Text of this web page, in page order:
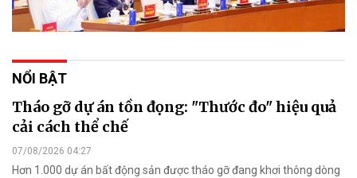
NỔI BẬT
Tháo gỡ dự án tồn đọng: "Thước đo" hiệu quả
cải cách thể chế
07/08/2026 04:27
Hơn 1.000 dự án bất động sản được tháo gỡ đang khơi thông dòng